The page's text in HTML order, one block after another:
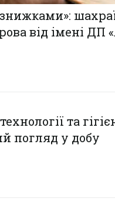
від імені ДП
та
погляд у добу